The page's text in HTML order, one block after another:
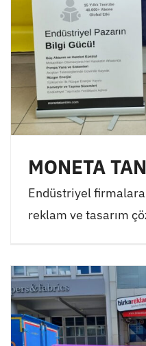
MONETA
Endüstriyel
reklam ve tasarım